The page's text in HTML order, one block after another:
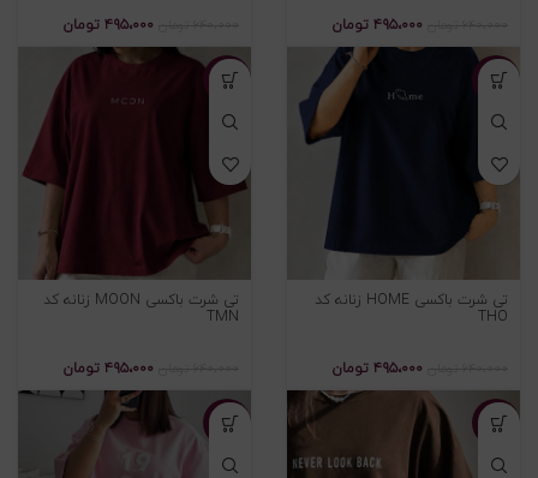
۴۹۵،۰۰۰ تومان ۴۹۵،۰۰۰ تومان
-۲۳%
تی شرت باکسی HOME زنانه کد
THO
۴۹۵،۰۰۰ تومان
-۲۳%
تی شرت باکسی MOON زنانه کد
TMN
۴۹۵،۰۰۰ تومان
-۲۳% -۲۳%